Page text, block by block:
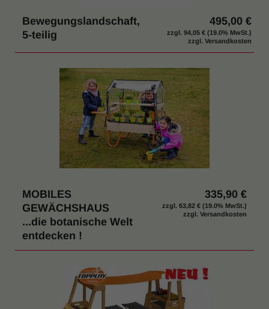
Bewegungslandschaft,
5-teilig
495,00 €
zzgl.94,05 € (19.0% MwSt.)
zzgl. Versandkosten
MOBILES
GEWÄCHSHAUS
...die botanische Welt
entdecken !
335,90 €
zzgl. 63,82 € (19.0% MwSt.)
zzgl. Versandkosten